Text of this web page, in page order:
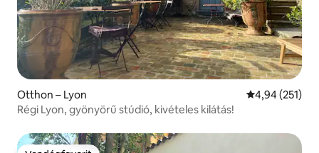
Otthon – Lyon Átlagos
4,94 (251)
Régi Lyon, gyönyörű stúdió, kivételes kilátás!